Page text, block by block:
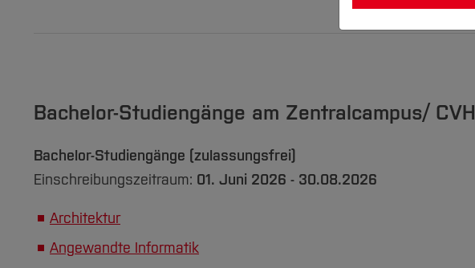
Bachelor-Studiengänge am Zentralcampus/ CVH
Bachelor-Studiengänge (zulassungsfrei)
Einschreibungszeitraum: 01. Juni 2026 - 30.08.2026
Architektur
Angewandte Informatik